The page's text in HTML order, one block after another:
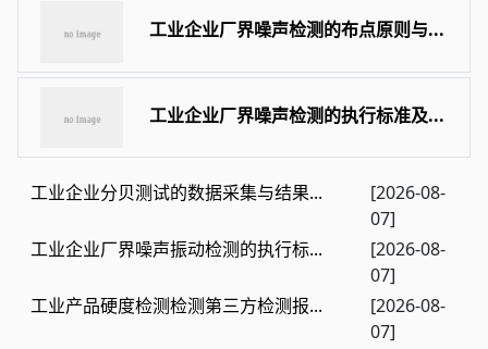
工业企业厂界噪声检测的布点原则与...
工业企业厂界噪声检测的执行标准及...
工业企业分贝测试的数据采集与结果...
[2026-08-
07]
工业企业厂界噪声振动检测的执行标...
[2026-08-
07]
工业产品硬度检测检测第三方检测报...
[2026-08-
07]